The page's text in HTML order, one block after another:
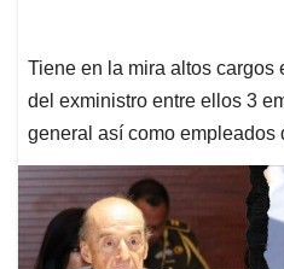
Tiene en la mira altos cargos
del exministro entre ellos 3
general así como